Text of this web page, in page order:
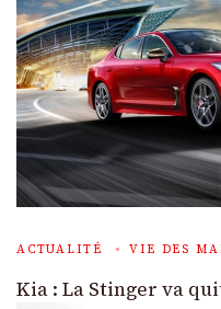
ACTUALITÉ VIE DES
Kia : La Stinger va